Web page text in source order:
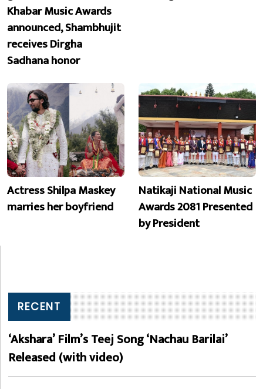
Khabar Music Awards
announced, Shambhujit
receives Dirgha
Sadhana honor
Actress Shilpa Maskey
marries her boyfriend
Natikaji National Music
Awards 2081 Presented
by President
RECENT
‘Akshara’ Film’s Teej Song ‘Nachau Barilai’
Released (with video)